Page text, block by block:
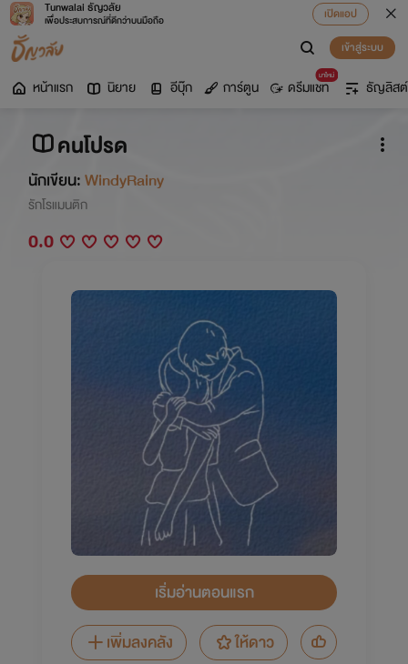
Tunwalai ธัญวลัย
เพื่อประสบการณ์ที่ดีกว่าบนมือถือ
เปิดแอป
เข้าสู่ระบบ
หน้าแรก นิยาย อีบุ๊ก การ์ตูน
มาใหม่
ดรีมแชท ธัญลิสต์
คนโปรด
นักเขียน:WindyRainy
รักโรแมนติก
0.0
เริ่มอ่านตอนแรก
เพิ่มลงคลัง
ให้ดาว